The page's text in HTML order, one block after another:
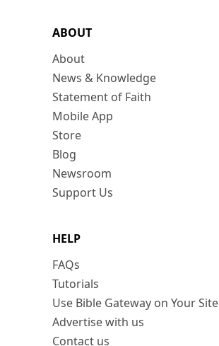
ABOUT
About
News & Knowledge
Statement of Faith
Mobile App
Store
Blog
Newsroom
Support Us
HELP
FAQs
Tutorials
Use Bible Gateway on Your Site
Advertise with us
Contact us